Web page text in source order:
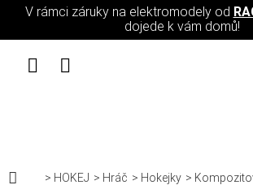
Přejít na obsah
V rámci záruky na elektromodely od
dojede k vám domů!
Domů
HOKEJ Hráč Hokejky